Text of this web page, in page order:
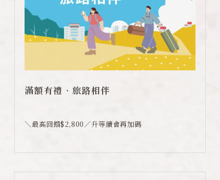
滿額有禮．旅路相伴
＼最高回饋$2,800／升等續會再加碼
設施服務
卡樂次元
煙波早午餐
在地旅行
永續專區